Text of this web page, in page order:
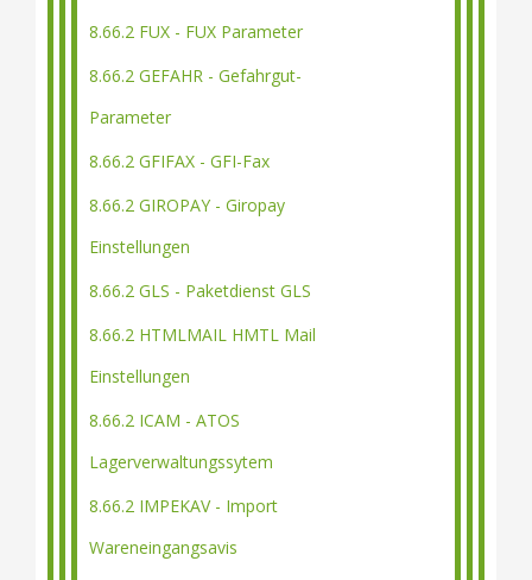
8.66.2 FUX - FUX Parameter
8.66.2 GEFAHR - Gefahrgut-
Parameter
8.66.2 GFIFAX - GFI-Fax
8.66.2 GIROPAY - Giropay
Einstellungen
8.66.2 GLS - Paketdienst GLS
8.66.2 HTMLMAIL HMTL Mail
Einstellungen
8.66.2 ICAM - ATOS
Lagerverwaltungssytem
8.66.2 IMPEKAV - Import
Wareneingangsavis